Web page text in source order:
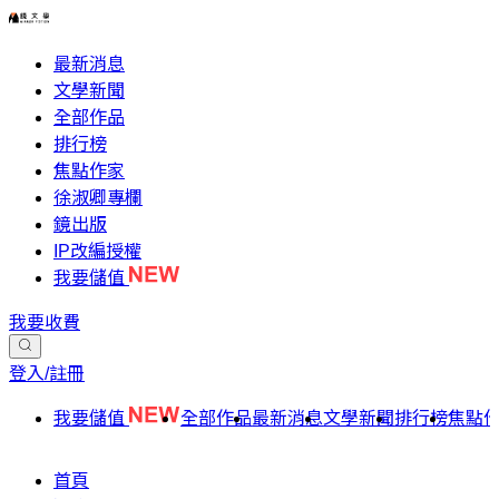
最新消息
文學新聞
全部作品
排行榜
焦點作家
徐淑卿專欄
鏡出版
IP改編授權
我要儲值
我要收費
登入/註冊
我要儲值 全部作品最新消息文學新聞排行榜焦點
首頁